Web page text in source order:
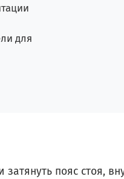
для
затянуть пояс стоя,